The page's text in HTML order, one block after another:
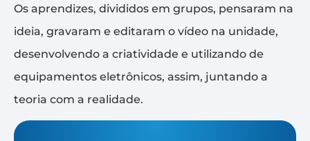
Os aprendizes, divididos em grupos, pensaram na
ideia, gravaram e editaram o vídeo na unidade,
desenvolvendo a criatividade e utilizando de
equipamentos eletrônicos, assim, juntando a
teoria com a realidade.